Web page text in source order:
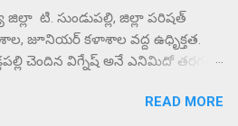
టి. సుండుపల్లి, జిల్లా పరిషత్
జూనియర్ కళాశాల వద్ద ఉధృిక్తత.
చెందిన విగ్నేష్ అనే ఎనిమిదో తరగతి
విద్యార్థి. జిల్లా పరిషత్ ఉన్నతREAD MORE